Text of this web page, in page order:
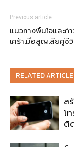
Previous article
แนวทางฟื้นใจและก้
เศร้าเมื่อสูญเสียคู่ชี
RELATED
ส
โ
ติ